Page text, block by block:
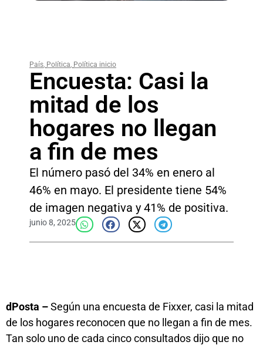
País, Política, Política inicio
Encuesta: Casi la
mitad de los
hogares no llegan
a fin de mes
El número pasó del 34% en enero al
46% en mayo. El presidente tiene 54%
de imagen negativa y 41% de positiva.
junio 8, 2025
dPosta –Según una encuesta de Fixxer, casi la mitad
de los hogares reconocen que no llegan a fin de mes.
Tan solo uno de cada cinco consultados dijo que no